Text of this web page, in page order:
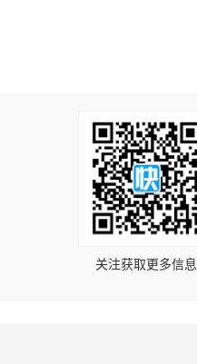
关注获取更多信息